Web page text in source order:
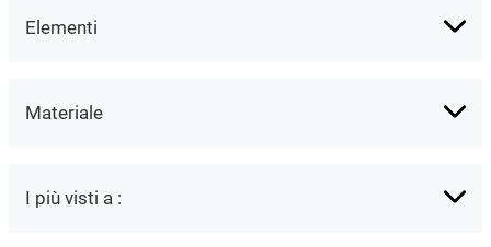
Elementi
Materiale
I più visti a :